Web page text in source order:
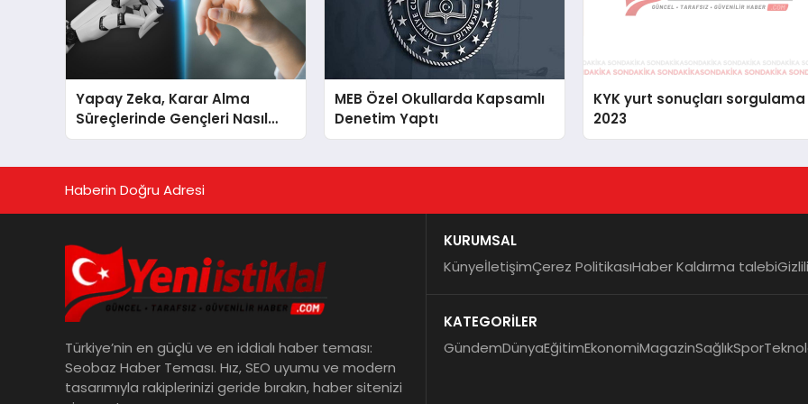
Yapay Zeka, Karar Alma
Süreçlerinde Gençleri Nasıl
Etkiliyor?
MEB Özel Okullarda Kapsamlı
Denetim Yaptı
KYK yurt sonuçları sorgulama
2023
Haberin Doğru Adresi
Türkiye’nin en güçlü ve en iddialı haber teması:
Seobaz Haber Teması. Hız, SEO uyumu ve modern
tasarımıyla rakiplerinizi geride bırakın, haber sitenizi
KURUMSAL
KünyeİletişimÇerez PolitikasıHaber Kaldırma talebi
KATEGORİLER
GündemDünyaEğitimEkonomiMagazinSağlıkSpor